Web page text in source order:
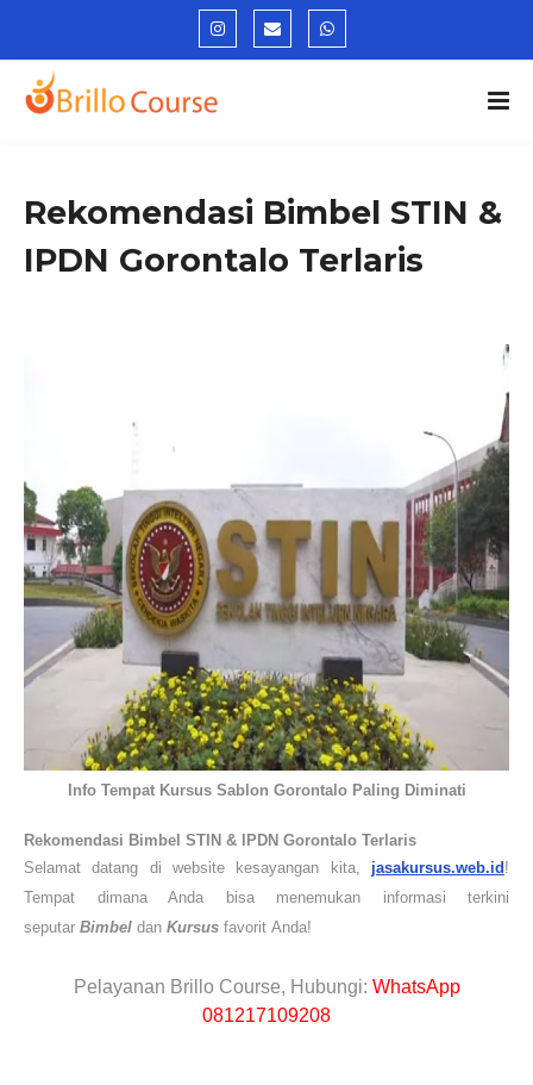
Rekomendasi Bimbel STIN &
IPDN Gorontalo Terlaris
Info Tempat Kursus Sablon Gorontalo Paling Diminati
Rekomendasi Bimbel STIN & IPDN Gorontalo Terlaris
Selamat datang di website kesayangan kita, jasakursus.web.id !
Tempat dimana Anda bisa menemukan informasi terkini
seputar Bimbel dan Kursus favorit Anda!
Pelayanan Brillo Course, Hubungi: WhatsApp
081217109208